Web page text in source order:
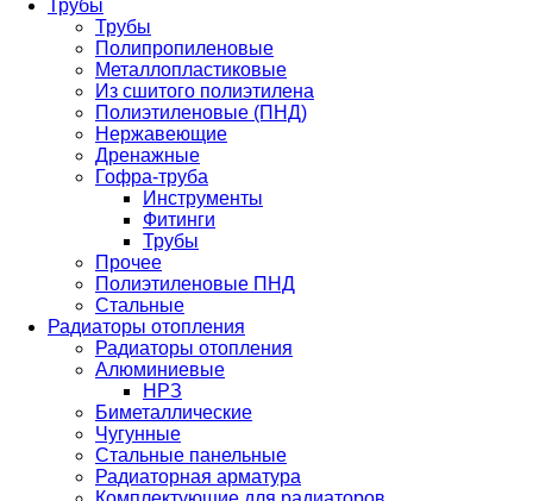
Трубы
Трубы
Полипропиленовые
Металлопластиковые
Из сшитого полиэтилена
Полиэтиленовые (ПНД)
Нержавеющие
Дренажные
Гофра-труба
Инструменты
Фитинги
Трубы
Прочее
Полиэтиленовые ПНД
Стальные
Радиаторы отопления
Радиаторы отопления
Алюминиевые
НРЗ
Биметаллические
Чугунные
Стальные панельные
Радиаторная арматура